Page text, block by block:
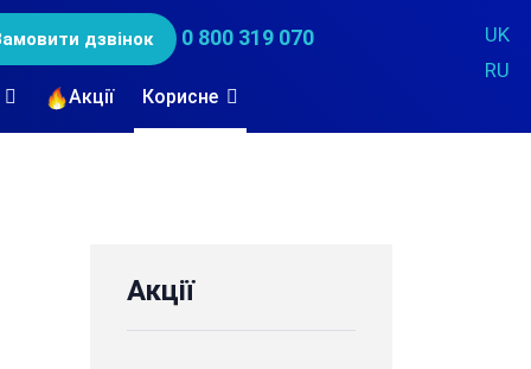
дзвінок 0 800 319 070
UK
RU
Акції Корисне
Акції